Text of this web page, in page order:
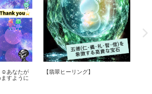
☺︎あなたが
すように
【翡翠ヒーリング】